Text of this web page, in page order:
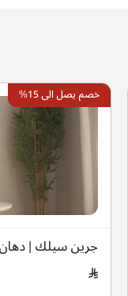
خصم يصل الى 15%
جرين سيلك |